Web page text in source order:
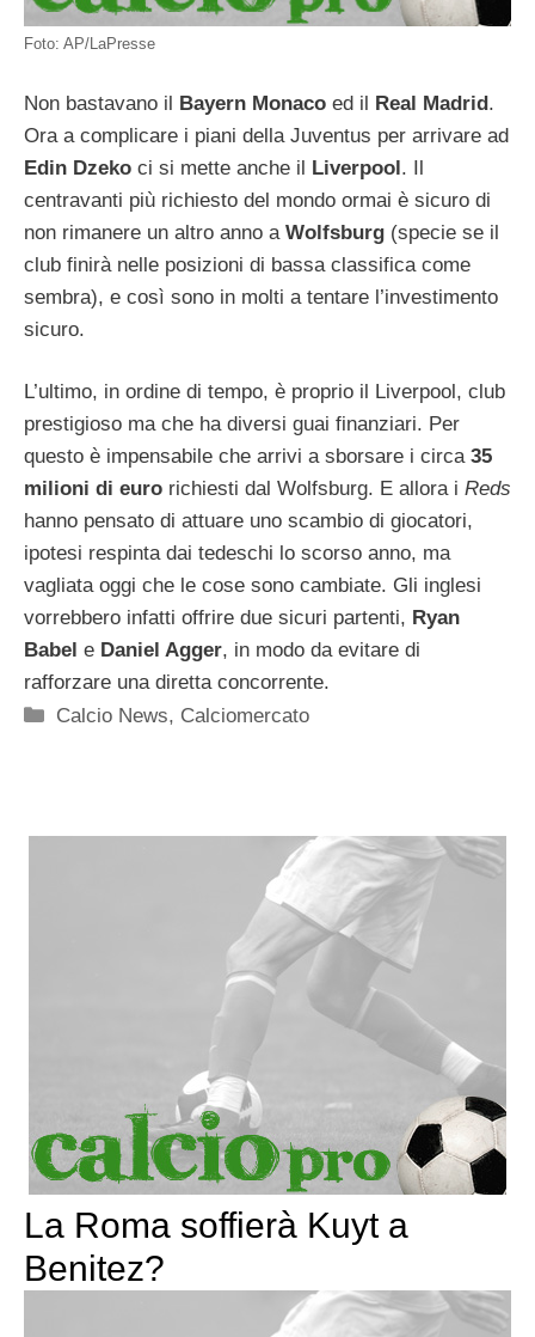
Foto: AP/LaPresse
Non bastavano il Bayern Monaco ed il Real Madrid.
Ora a complicare i piani della Juventus per arrivare ad
Edin Dzeko ci si mette anche il Liverpool. Il
centravanti più richiesto del mondo ormai è sicuro di
non rimanere un altro anno a Wolfsburg (specie se il
club finirà nelle posizioni di bassa classifica come
sembra), e così sono in molti a tentare l’investimento
sicuro.
L’ultimo, in ordine di tempo, è proprio il Liverpool, club
prestigioso ma che ha diversi guai finanziari. Per
questo è impensabile che arrivi a sborsare i circa 35
milioni di euro richiesti dal Wolfsburg. E allora i Reds
hanno pensato di attuare uno scambio di giocatori,
ipotesi respinta dai tedeschi lo scorso anno, ma
vagliata oggi che le cose sono cambiate. Gli inglesi
vorrebbero infatti offrire due sicuri partenti, Ryan
Babel e Daniel Agger, in modo da evitare di
rafforzare una diretta concorrente.
Categorie
Calcio News, Calciomercato
La Roma soffierà Kuyt a
Benitez?